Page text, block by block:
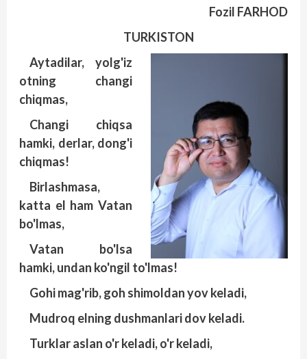
Fozil FARHOD
TURKISTON
Aytadilar, yolg'iz
otning changi
chiqmas,
Changi chiqsa
hamki, derlar, dong'i
chiqmas!
Birlashmasa,
katta el ham Vatan
bo'lmas,
Vatan bo'lsa
hamki, undan ko'ngil to'lmas!
Gohi mag'rib, goh shimoldan yov keladi,
Mudroq elning dushmanlari dov keladi.
Turklar aslan o'r keladi, o'r keladi,